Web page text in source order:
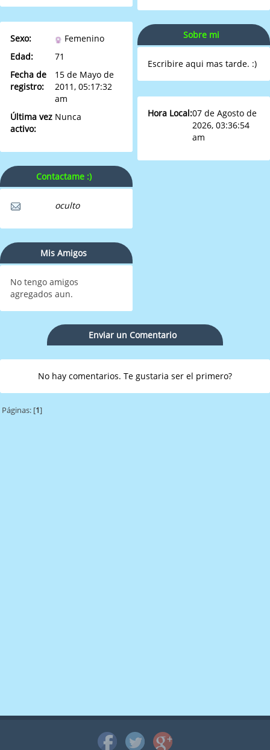
Sexo:
Femenino
Edad:
71
Fecha de
registro:
15 de Mayo de
2011, 05:17:32
am
Última vez
activo:
Nunca
Contactame :)
oculto
Mis Amigos
No tengo amigos
agregados aun.
Sobre mi
Escribire aqui mas tarde. :)
Hora Local:07 de Agosto de
2026, 03:36:54
am
Enviar un Comentario
No hay comentarios. Te gustaria ser el primero?
Páginas: [1]